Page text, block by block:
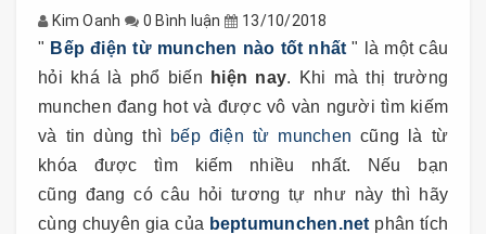
Kim Oanh 0 Bình luận 13/10/2018
" Bếp điện từ munchen nào tốt nhất " là một câu
hỏi khá là phổ biến
hiện nay. Khi mà thị trường
munchen đang hot và được vô vàn người tìm kiếm
và tin dùng thì bếp điện từ munchen cũng là từ
khóa được tìm kiếm nhiều nhất. Nếu bạn
cũng đang có câu hỏi tương tự như này thì hãy
cùng chuyên gia của beptumunchen.net phân tích